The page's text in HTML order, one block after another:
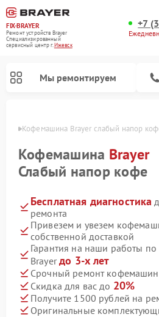
FIX-BRAYER
Ремонт устройств Brayer
Специализированный
cервисный центр г.Ижевск
+7
Мы ремонтируем
Кофемашина Brayer слабый напор
Кофемашина Brayer
Слабый напор кофе
Бесплатная диагностика
ремонта
Привезем и увезем
собственной доставкой
Гарантия на наши работы
Brayerдо 3-х лет
Срочный ремонт кофемашин
Скидка для вас до 20%
Получите 1500 рублей на
Оригинальные